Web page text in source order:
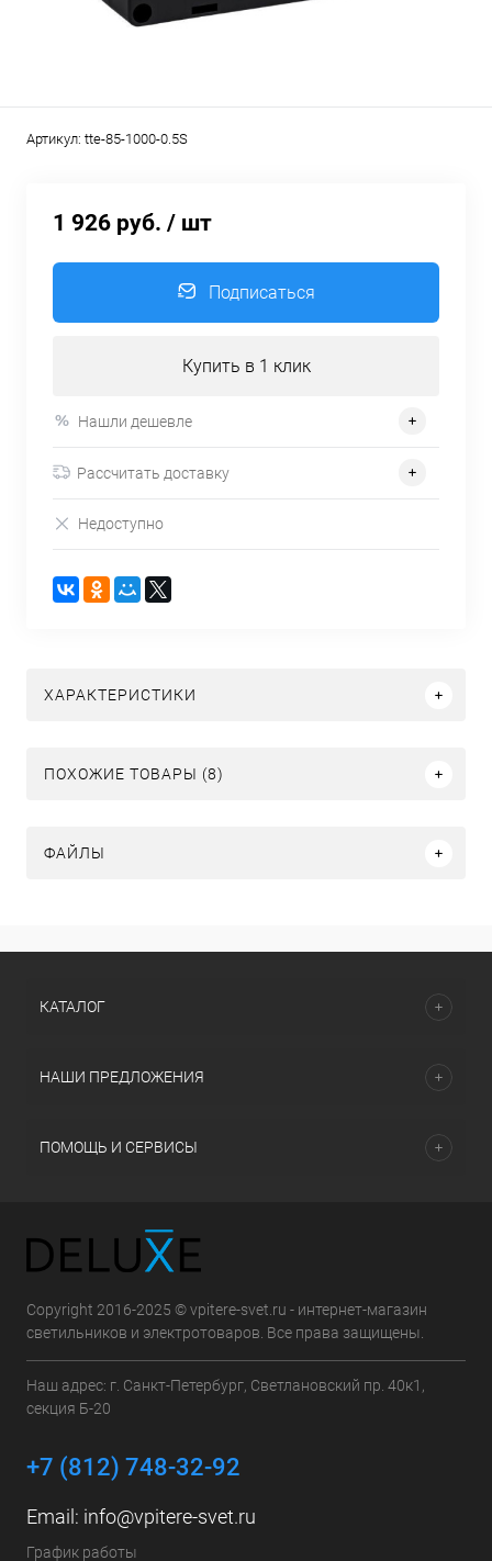
Артикул: tte-85-1000-0.5S
1 926 руб. / шт
Подписаться
Купить в 1 клик
Нашли дешевле
Рассчитать доставку
Недоступно
ХАРАКТЕРИСТИКИ
ПОХОЖИЕ ТОВАРЫ (8)
ФАЙЛЫ
КАТАЛОГ
НАШИ ПРЕДЛОЖЕНИЯ
ПОМОЩЬ И СЕРВИСЫ
Copyright 2016-2025 © vpitere-svet.ru - интернет-магазин
светильников и электротоваров. Все права защищены.
Наш адрес: г. Санкт-Петербург, Светлановский пр. 40к1,
секция Б-20
+7 (812) 748-32-92
Email: info@vpitere-svet.ru
График работы